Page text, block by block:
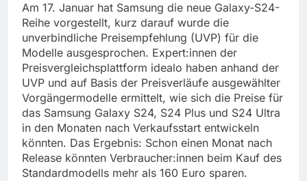
Am 17. Januar hat Samsung die neue Galaxy-S24-
Reihe vorgestellt, kurz darauf wurde die
unverbindliche Preisempfehlung (UVP) für die
Modelle ausgesprochen. Expert:innen der
Preisvergleichsplattform idealo haben anhand der
UVP und auf Basis der Preisverläufe ausgewählter
Vorgängermodelle ermittelt, wie sich die Preise für
das Samsung Galaxy S24, S24 Plus und S24 Ultra
in den Monaten nach Verkaufsstart entwickeln
könnten. Das Ergebnis: Schon einen Monat nach
Release könnten Verbraucher:innen beim Kauf des
Standardmodells mehr als 160 Euro sparen.